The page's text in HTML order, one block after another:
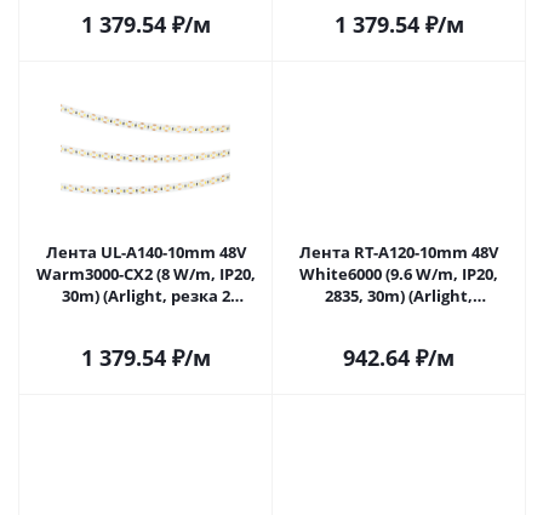
1 379.54₽/м 1 379.54₽/м
Лента UL-A140-10mm 48V
Warm3000-CX2 (8 W/m, IP20,
30m) (Arlight, резка 2
1 379.54₽/м
Лента RT-A120-10mm 48V
White6000 (9.6 W/m, IP20,
2835, 30m) (Arlight,
942.64 ₽/м